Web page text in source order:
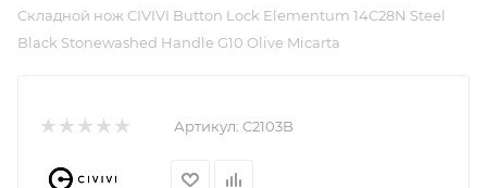
Складной нож CIVIVI Button Lock Elementum 14C28N Steel
Black Stonewashed Handle G10 Olive Micarta
Артикул: C2103B